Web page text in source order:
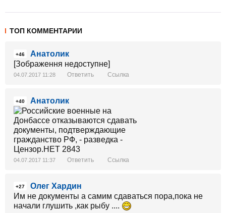
ТОП КОММЕНТАРИИ
+46
Анатолик
[Зображення недоступне]
04.07.2017 11:28 Ответить Ссылка
+40 Анатолик
04.07.2017 11:37 Ответить Ссылка
+27
Олег Хардин
Им не документы а самим сдаваться пора,пока не
начали глушить ,как рыбу ....